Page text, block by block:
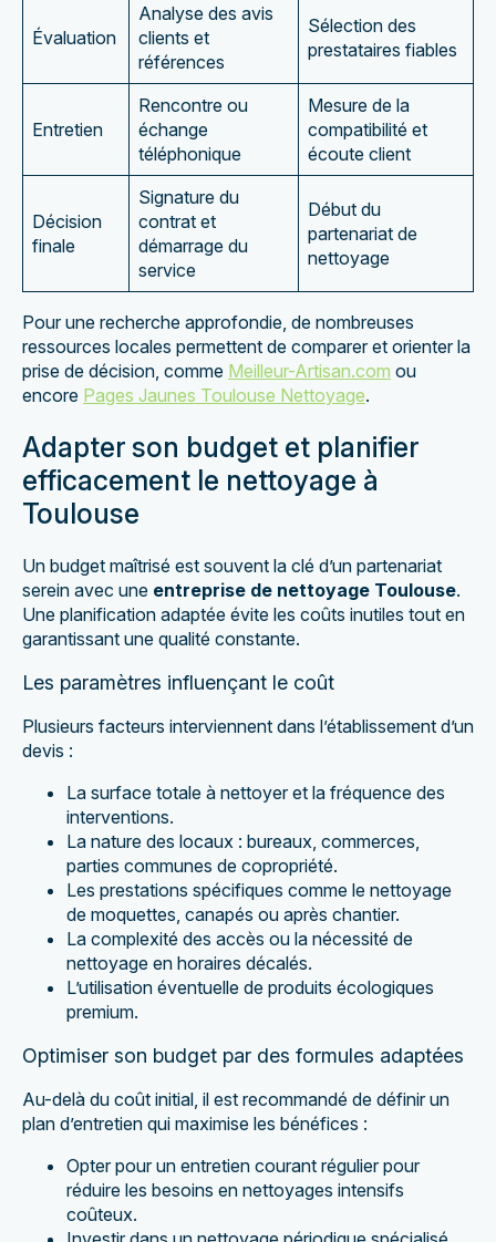
Évaluation
Analyse des avis
clients et
références
Sélection des
prestataires fiables
Entretien
Rencontre ou
échange
téléphonique
Mesure de la
compatibilité et
écoute client
Décision
finale
Signature du
contrat et
démarrage du
service
Début du
partenariat de
nettoyage
Pour une recherche approfondie, de nombreuses
ressources locales permettent de comparer et orienter la
prise de décision, comme Meilleur-Artisan.com ou
encore Pages Jaunes Toulouse Nettoyage.
Adapter son budget et planifier
efficacement le nettoyage à
Toulouse
Un budget maîtrisé est souvent la clé d’un partenariat
serein avec une entreprise de nettoyage Toulouse.
Une planification adaptée évite les coûts inutiles tout en
garantissant une qualité constante.
Les paramètres influençant le coût
Plusieurs facteurs interviennent dans l’établissement d’un
devis :
La surface totale à nettoyer et la fréquence des
interventions.
La nature des locaux : bureaux, commerces,
parties communes de copropriété.
Les prestations spécifiques comme le nettoyage
de moquettes, canapés ou après chantier.
La complexité des accès ou la nécessité de
nettoyage en horaires décalés.
L’utilisation éventuelle de produits écologiques
premium.
Optimiser son budget par des formules adaptées
Au-delà du coût initial, il est recommandé de définir un
plan d’entretien qui maximise les bénéfices :
Opter pour un entretien courant régulier pour
réduire les besoins en nettoyages intensifs
coûteux.